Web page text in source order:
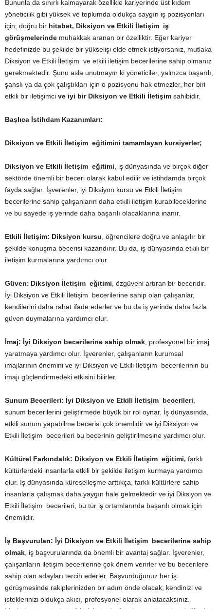
Bununla da sınırlı kalmayarak özellikle kariyerinde üst kıdem
yöneticilik gibi yüksek ve toplumda oldukça saygın iş pozisyonları
için; doğru bir hitabet, Diksiyon ve Etkili İletişim iş
görüşmelerinde muhakkak aranan bir özelliktir. Eğer kariyer
hedefinizde bu şekilde bir yükselişi elde etmek istiyorsanız, mutlaka
Diksiyon ve Etkili İletişim ve etkili iletişim becerilerine sahip olmanız
gerekmektedir. Şunu asla unutmayın ki yöneticiler, yalnızca başarılı,
şanslı ya da çok çalıştıkları için o pozisyonu hak etmezler, her biri
etkili bir iletişimci ve iyi bir Diksiyon ve Etkili İletişim sahibidir.
Başlıca İstihdam Kazanımları:
Diksiyon ve Etkili İletişim eğitimini tamamlayan kursiyerler;
Diksiyon ve Etkili İletişim eğitimi , iş dünyasında ve birçok diğer
sektörde önemli bir beceri olarak kabul edilir ve istihdamda birçok
fayda sağlar. İşverenler, iyi Diksiyon kursu ve Etkili İletişim
becerilerine sahip çalışanların daha etkili iletişim kurabileceklerine
ve bu sayede iş yerinde daha başarılı olacaklarına inanır.
Etkili İletişim: Diksiyon kursu , öğrencilere doğru ve anlaşılır bir
şekilde konuşma becerisi kazandırır. Bu da, iş dünyasında etkili bir
iletişim kurmalarına yardımcı olur.
Güven: Diksiyon İletişim eğitimi , özgüveni artıran bir beceridir.
İyi Diksiyon ve Etkili İletişim becerilerine sahip olan çalışanlar,
kendilerini daha rahat ifade ederler ve bu da iş yerinde daha fazla
güven duymalarına yardımcı olur.
İmaj: İyi Diksiyon becerilerine sahip olmak , profesyonel bir imaj
yaratmaya yardımcı olur. İşverenler, çalışanların kurumsal
imajlarının önemini ve iyi Diksiyon ve Etkili İletişim becerilerinin bu
imajı güçlendirmedeki etkisini bilirler.
Sunum Becerileri: İyi Diksiyon ve Etkili İletişim becerileri
sunum becerilerini geliştirmede büyük bir rol oynar. İş dünyasında,
etkili sunum yapabilme becerisi çok önemlidir ve iyi Diksiyon ve
Etkili İletişim becerileri bu becerinin geliştirilmesine yardımcı olur.
Kültürel Farkındalık: Diksiyon ve Etkili İletişim eğitimi, farklı
kültürlerdeki insanlarla etkili bir şekilde iletişim kurmaya yardımcı
olur. İş dünyasında küreselleşme arttıkça, farklı kültürlere sahip
insanlarla çalışmak daha yaygın hale gelmektedir ve iyi Diksiyon ve
Etkili İletişim becerileri, bu tür iş ortamlarında başarılı olmak için
önemlidir.
İş Başvuruları: İyi Diksiyon ve Etkili İletişim becerilerine sahip
olmak , iş başvurularında da önemli bir avantaj sağlar. İşverenler,
çalışanların iletişim becerilerine çok önem verirler ve bu becerilere
sahip olan adayları tercih ederler. Başvurduğunuz her iş
görüşmesinde rakiplerinizden bir adım önde olacak; kendinizi ve
isteklerinizi oldukça akıcı, profesyonel olarak anlatacaksınız.